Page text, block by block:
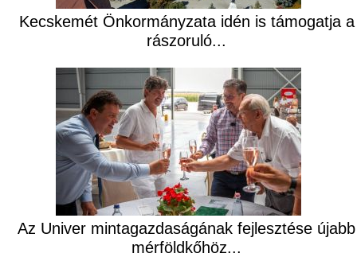
Kecskemét Önkormányzata idén is támogatja a
rászoruló...
Az Univer mintagazdaságának fejlesztése újabb
mérföldkőhöz...